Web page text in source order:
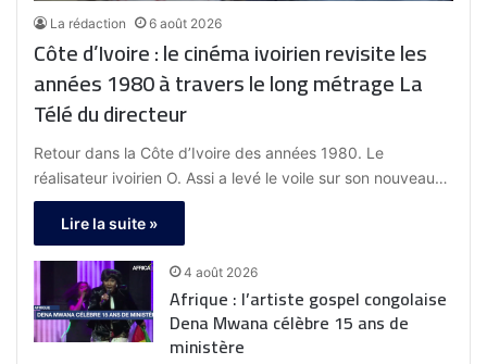
La rédaction 6 août 2026
Côte d’Ivoire : le cinéma ivoirien revisite les
années 1980 à travers le long métrage La
Télé du directeur
Retour dans la Côte d’Ivoire des années 1980. Le
réalisateur ivoirien O. Assi a levé le voile sur son nouveau…
Lire la suite »
4 août 2026
Afrique : l’artiste gospel congolaise
Dena Mwana célèbre 15 ans de
ministère